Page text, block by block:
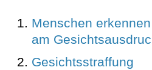
Menschen
am
Gesichtsstraffung